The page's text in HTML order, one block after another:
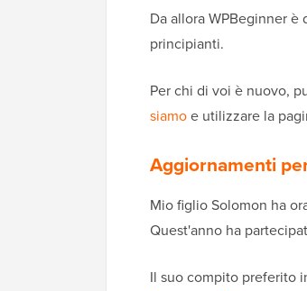
Da allora WPBeginner
principianti.
Per chi di voi è nuovo,
siamoe utilizzare la
Aggiornamenti
Mio figlio Solomon ha
Quest'anno ha
Il suo compito preferito